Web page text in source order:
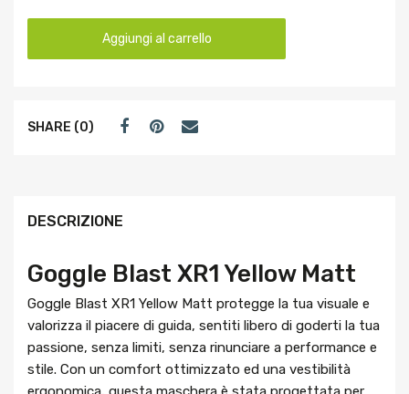
Aggiungi al carrello
SHARE (0)
DESCRIZIONE
Goggle Blast XR1 Yellow Matt
Goggle Blast XR1 Yellow Matt protegge la tua visuale e
valorizza il piacere di guida, sentiti libero di goderti la tua
passione, senza limiti, senza rinunciare a performance e
stile. Con un comfort ottimizzato ed una vestibilità